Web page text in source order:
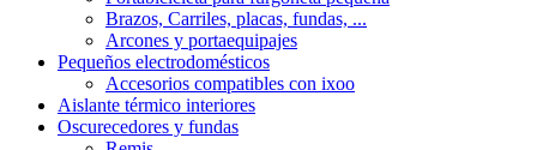
Brazos, Carriles, placas, fundas, ...
Arcones y portaequipajes
Pequeños electrodomésticos
Accesorios compatibles con ixoo
Aislante térmico interiores
Oscurecedores y fundas